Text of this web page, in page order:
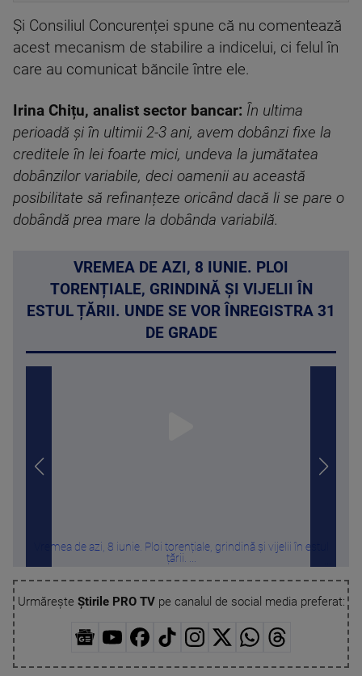
Și Consiliul Concurenței spune că nu comentează
acest mecanism de stabilire a indicelui, ci felul în
care au comunicat băncile între ele.
Irina Chițu, analist sector bancar: În ultima
perioadă și în ultimii 2-3 ani, avem dobânzi fixe la
creditele în lei foarte mici, undeva la jumătatea
dobânzilor variabile, deci oamenii au această
posibilitate să refinanțeze oricând dacă li se pare o
dobândă prea mare la dobânda variabilă.
VREMEA DE AZI, 8 IUNIE. PLOI
TORENȚIALE, GRINDINĂ ȘI VIJELII ÎN
ESTUL ȚĂRII. UNDE SE VOR ÎNREGISTRA 31
DE GRADE
Vremea de azi, 8 iunie. Ploi torențiale, grindină și vijelii în estul
țării. ...
Urmărește Știrile PRO TVpe canalul de social media preferat: